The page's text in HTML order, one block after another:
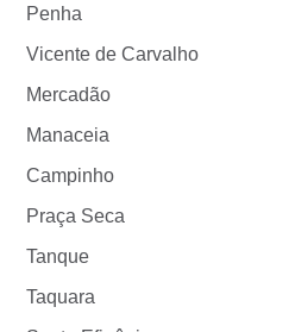
Penha
Vicente de Carvalho
Mercadão
Manaceia
Campinho
Praça Seca
Tanque
Taquara